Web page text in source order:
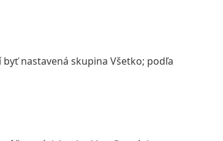
nastavená skupina Všetko; podľa